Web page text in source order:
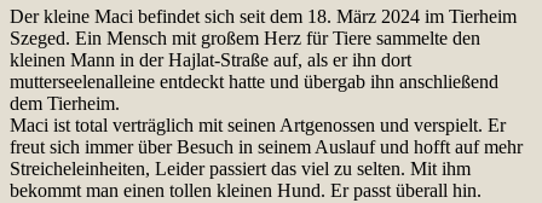
Der kleine Maci befindet sich seit dem 18. März 2024 im Tierheim
Szeged. Ein Mensch mit großem Herz für Tiere sammelte den
kleinen Mann in der Hajlat-Straße auf, als er ihn dort
mutterseelenalleine entdeckt hatte und übergab ihn anschließend
dem Tierheim.
Maci ist total verträglich mit seinen Artgenossen und verspielt. Er
freut sich immer über Besuch in seinem Auslauf und hofft auf mehr
Streicheleinheiten, Leider passiert das viel zu selten. Mit ihm
bekommt man einen tollen kleinen Hund. Er passt überall hin.